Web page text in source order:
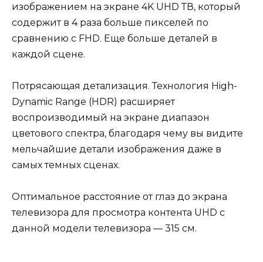
изображением на экране 4K UHD ТВ, который
содержит в 4 раза больше пикселей по
сравнению с FHD. Еще больше деталей в
каждой сцене.
Потрясающая детализация. Технология High-
Dynamic Range (HDR) расширяет
воспроизводимый на экране диапазон
цветового спектра, благодаря чему вы видите
мельчайшие детали изображения даже в
самых темных сценах.
Оптимальное расстояние от глаз до экрана
телевизора для просмотра контента UHD с
данной модели телевизора — 315 см.